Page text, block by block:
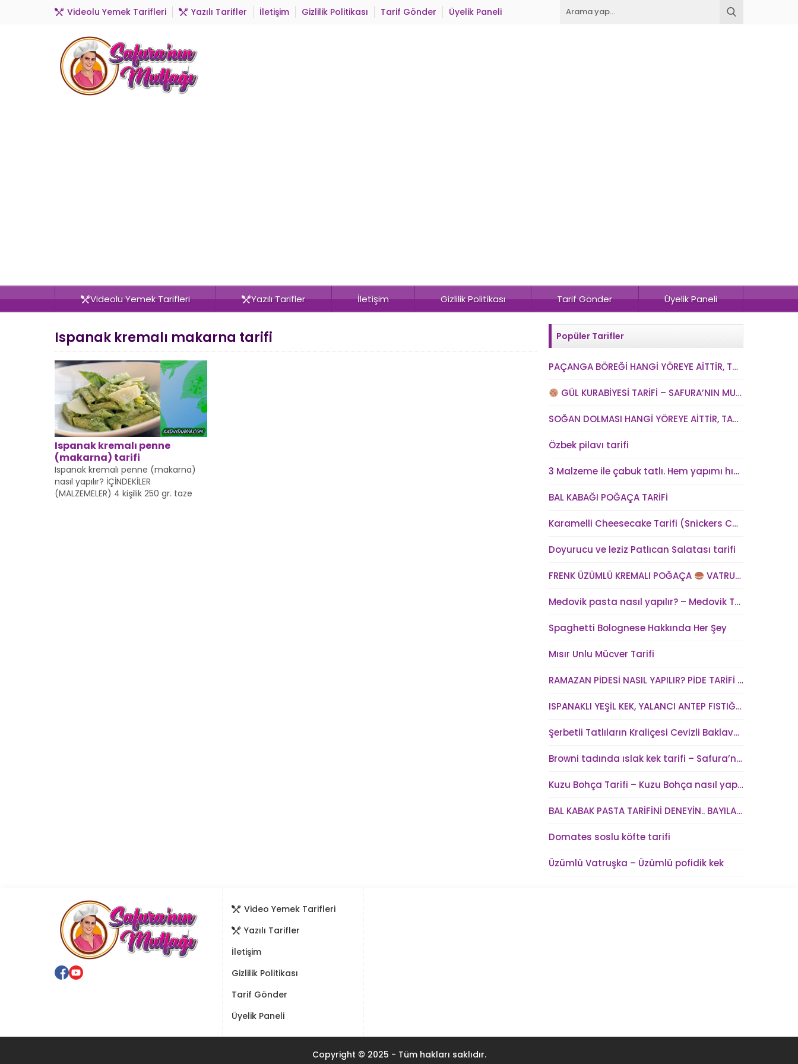
Videolu Yemek Tarifleri Yazılı Tarifler İletişim Gizlilik Politikası Tarif Gönder Üyelik Paneli
Videolu Yemek Tarifleri Yazılı Tarifler İletişim Gizlilik Politikası Tarif Gönder Üyelik Paneli
Ispanak kremalı makarna tarifi
Ispanak kremalı penne
(makarna) tarifi
Ispanak kremalı penne (makarna)
nasıl yapılır? İÇİNDEKİLER
(MALZEMELER) 4 kişilik 250 gr. taze
Popüler Tarifler
PAÇANGA BÖREĞİ HANGİ YÖREYE AİTTİR, TARİHİ NEDİR? VE PAÇANGA BÖREĞİ TARİFİ
GÜL KURABİYESİ TARİFİ – SAFURA’NIN MUTFAĞI (kadindunya.com)
SOĞAN DOLMASI HANGİ YÖREYE AİTTİR, TARİHİ NEDİR? SOĞAN DOLMASI TARİFİ
Özbek pilavı tarifi
3 Malzeme ile çabuk tatlı. Hem yapımı hızlı hem kolay hem lezzetli
BAL KABAĞI POĞAÇA TARİFİ
Karamelli Cheesecake Tarifi (Snickers Cheesecake)
Doyurucu ve leziz Patlıcan Salatası tarifi
FRENK ÜZÜMLÜ KREMALI POĞAÇA VATRUŞKA TARİFİ
Medovik pasta nasıl yapılır? – Medovik Tort Tarifi – Medovik kek tarifi
Spaghetti Bolognese Hakkında Her Şey
Mısır Unlu Mücver Tarifi
RAMAZAN PİDESİ NASIL YAPILIR? PİDE TARİFİ – SAFURA’NIN MUTFAĞI (kadindunya.com)
ISPANAKLI YEŞİL KEK, YALANCI ANTEP FISTIĞI – SAFURA’NIN MUTFAĞI (kadindunya.com)
Şerbetli Tatlıların Kraliçesi Cevizli Baklava Tarifi
Browni tadında ıslak kek tarifi – Safura’nın Mutfağı
Kuzu Bohça Tarifi – Kuzu Bohça nasıl yapılır?
BAL KABAK PASTA TARİFİNİ DENEYİN.. BAYILACAKSINIZ !
Domates soslu köfte tarifi
Üzümlü Vatruşka – Üzümlü pofidik kek
Video Yemek Tarifleri
Yazılı Tarifler
İletişim
Gizlilik Politikası
Tarif Gönder
Üyelik Paneli
Copyright © 2025 - Tüm hakları saklıdır.